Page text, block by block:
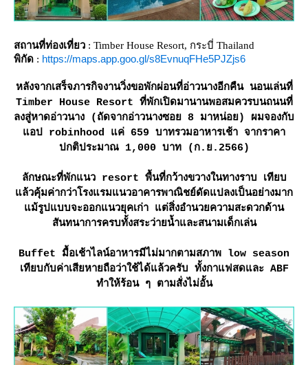
สถานที่ท่องเที่ยว : Timber House Resort, กระบี่ Thailand
พิกัด : https://maps.app.goo.gl/s8EvnuqFHe5PJZjs6
หลังจากเสร็จภารกิจงานวิ่งขอพักผ่อนที่อ่าวนางอีกคืน นอนเล่นที่
Timber House Resort ที่พักเปิดมานานพอสมควรบนถนนที่
ลงสู่หาดอ่าวนาง (ถัดจากอ่าวนางซอย 8 มาหน่อย) ผมจองกับ
อป robinhood แค่ 659 บาทรวมอาหารเช้า จากราคา
ปกติประมาณ 1,000 บาท (ก.ย.2566)
ลักษณะที่พักแนว resort พื้นที่กว้างขวางในทางราบ เทียบ
ล้วคุ้มค่ากว่าโรงแรมแนวอาคารพาณิชย์ดัดแปลงเป็นอย่างมาก
ม้รูปแบบจะออกแนวยุคเก่า แต่สิ่งอำนวยความสะดวกด้าน
สันทนาการครบทั้งสระว่ายน้ำและสนามเด็กเล่น
Buffet มื้อเช้าไลน์อาหารมีไม่มากตามสภาพ low season
เทียบกับค่าเสียหายถือว่าใช้ได้แล้วครับ ทั้งกาแฟสดและ ABF
ทำให้ร้อน ๆ ตามสั่งไม่อั้น